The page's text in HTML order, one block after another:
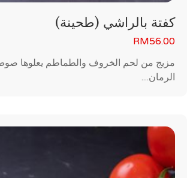
كفتة بالراشي (طحينة)
RM56.00
مزيج من لحم الخروف والطماطم يعلوها
الرمان....